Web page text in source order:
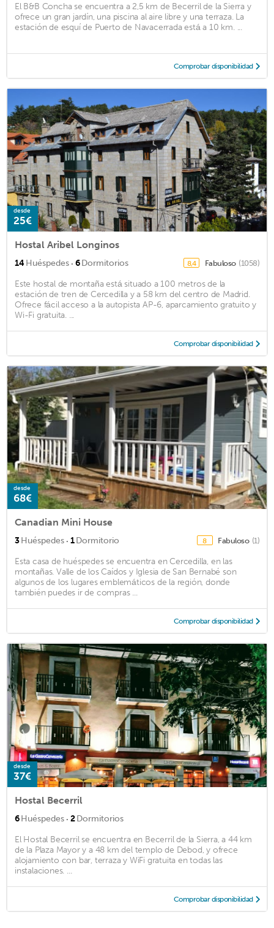
El B&B Concha se encuentra a 2,5 km de Becerril de la Sierra y
ofrece un gran jardín, una piscina al aire libre y una terraza. La
estación de esquí de Puerto de Navacerrada está a 10 km. ...
Comprobar disponibilidad
desde
25€
Hostal Aribel Longinos
14Huéspedes · 6Dormitorios 8,4 Fabuloso (1058)
Este hostal de montaña está situado a 100 metros de la
estación de tren de Cercedilla y a 58 km del centro de Madrid.
Ofrece fácil acceso a la autopista AP-6, aparcamiento gratuito y
Wi-Fi gratuita. ...
Comprobar disponibilidad
desde
68€
Canadian Mini House
3Huéspedes · 1Dormitorio 8 Fabuloso (1)
Esta casa de huéspedes se encuentra en Cercedilla, en las
montañas. Valle de los Caídos y Iglesia de San Bernabé son
algunos de los lugares emblemáticos de la región, donde
también puedes ir de compras ...
Comprobar disponibilidad
desde
37€
Hostal Becerril
6Huéspedes · 2Dormitorios
El Hostal Becerril se encuentra en Becerril de la Sierra, a 44 km
de la Plaza Mayor y a 48 km del templo de Debod, y ofrece
alojamiento con bar, terraza y WiFi gratuita en todas las
instalaciones. ...
Comprobar disponibilidad